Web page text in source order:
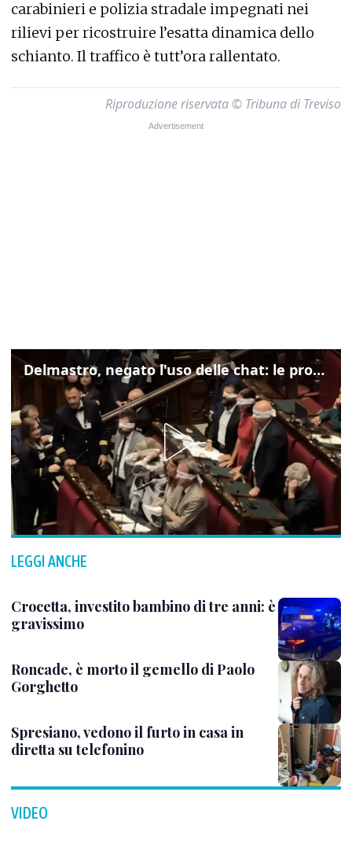
carabinieri e polizia stradale impegnati nei
rilievi per ricostruire l’esatta dinamica dello
schianto. Il traffico è tutt’ora rallentato.
Riproduzione riservata © Tribuna di Treviso
Delmastro, negato l'uso delle chat: le proteste di Avs e M5s
LEGGI ANCHE
Crocetta, investito bambino di tre anni: è
gravissimo
Roncade, è morto il gemello di Paolo
Gorghetto
Spresiano, vedono il furto in casa in
diretta su telefonino
VIDEO